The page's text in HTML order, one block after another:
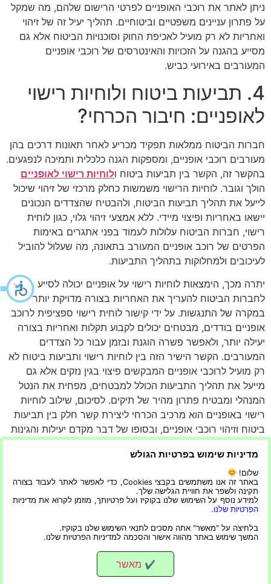
ניתן לאתר את רוכבי האופניים לפרטי הרישום שלהם, מה שמקל
על פתרון עניינים משפטיים וביטוחיים. תהליך יעיל זה של זיהוי
ואחריות לא רק מועיל לאכיפת החוק וסוכנויות הביטוח אלא גם
מסייע בהגנה על הזכויות והאינטרסים של רוכבי אופניים
המעורבים באירועי כביש.
4. תביעות ביטוח ולוחיות רישוי
לאופניים: חיבור הכרחי?
חברות הביטוח ממלאות תפקיד מכריע לאחר תאונות דרכים בהן
מעורבים רוכבי אופניים, ומספקות הגנה כלכלית ותמיכה לנפגעים.
בהקשר זה, הקשר בין תביעות ביטוח ולוחיות רישוי לאופניים
הולך וגובר. לוחיות הרישוי משמשות כחלק מרכזי של זיהוי שיכול
לייעל את תהליך תביעות הביטוח, ולהבטיח שהצדדים הנכונים
יישאו באחריות ופיצוי מיידי. ללא אמצעי זיהוי גלוי, כגון לוחית
רישוי, חברות הביטוח עלולות לעמוד בפני אתגרים באימות
הפרטים של רוכב אופניים המעורב בתאונה, מה שעלול להוביל
לעיכובים ולמחלוקות בתהליך התביעות.
יתרה מכך, הימצאות לוחיות רישוי על אופניים יכולה לסייע
לחברות הביטוח להעריך את האחריות בצורה מדויקת יותר
במקרה של התנגשות. על ידי קישור לוחית רישוי ספציפית לרוכב
אופניים בודדים, מבטחים יכולים לקבוע תקלות ואחריות בצורה
יעילה יותר, ולאפשר פשרה הוגנת ובזמן עבור כל הצדדים
המעורבים. הקשר הישיר הזה בין לוחיות רישוי ותביעות ביטוח לא
רק מועיל לרוכבי אופניים המבקשים פיצוי בגין נזקים אלא גם
מייעל את תהליך התביעות הכולל למבטחים, מפחית את הנטל
המנהלי ומבטיח פתרון מהיר של תיקים. לסיכום, שילוב לוחיות
רישוי באופניים הוא מרכיב הכרחי ליצירת קשר חלק בין תביעות
ביטוח וזיהוי רוכבי אופניים, ובסופו של דבר מקדם יעילות והגינות
בפתרון אירועי הדרך.
לסיכום, הצורך בלוחית רישוי לאופניים חורג מעבר לדרישת
הזיהוי הבסיסית. הוא מקדם בטיחות, מסייע לאכיפת חוק,
מטפח אחריות ומספק תיעוד שניתן לעקוב אחריו למטרות
ביטוח. ככל שהרכיבה על אופניים הופכת נפוצה יותר, חיוני
לתת עדיפות למרכיבים אלה כדי להבטיח דו קיום הרמוני בין
רוכבי אופניים לנהגים.
מדיניות שימוש בפרטיות הגולש
שלום!
באתר זה אנו משתמשים בקבצי Cookies, כדי לאפשר לאתר לעבוד בצורה
תקינה ולשפר את חוויית הגלישה שלך.
למידע נוסף על השימוש שלנו בקוקיז ועל פרטיותך, מוזמן לקרוא את מדיניות
הפרטיות שלנו.
בלחיצה על "מאשר" אתה מסכים לתנאי השימוש שלנו בקוקיז.
המשך שימוש באתר מהווה אישור והסכמה למדיניות הפרטיות שלנו.
✔ מאשר